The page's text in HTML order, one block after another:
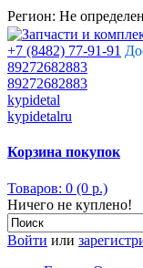
Регион: Не определен
+7 (8482) 77-91-91
89272682883
89272682883
kypidetal
kypidetalru
Корзина покупок
Товаров: 0 (0 р.)
Ничего не куплено!
Войти или